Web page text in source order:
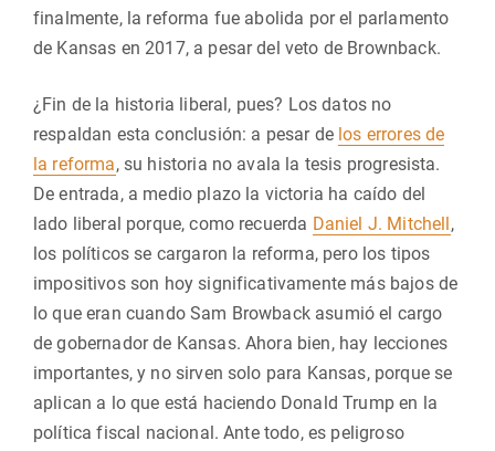
finalmente, la reforma fue abolida por el parlamento
de Kansas en 2017, a pesar del veto de Brownback.
¿Fin de la historia liberal, pues? Los datos no
respaldan esta conclusión: a pesar de los errores de
la reforma, su historia no avala la tesis progresista.
De entrada, a medio plazo la victoria ha caído del
lado liberal porque, como recuerda Daniel J. Mitchell,
los políticos se cargaron la reforma, pero los tipos
impositivos son hoy significativamente más bajos de
lo que eran cuando Sam Browback asumió el cargo
de gobernador de Kansas. Ahora bien, hay lecciones
importantes, y no sirven solo para Kansas, porque se
aplican a lo que está haciendo Donald Trump en la
política fiscal nacional. Ante todo, es peligroso